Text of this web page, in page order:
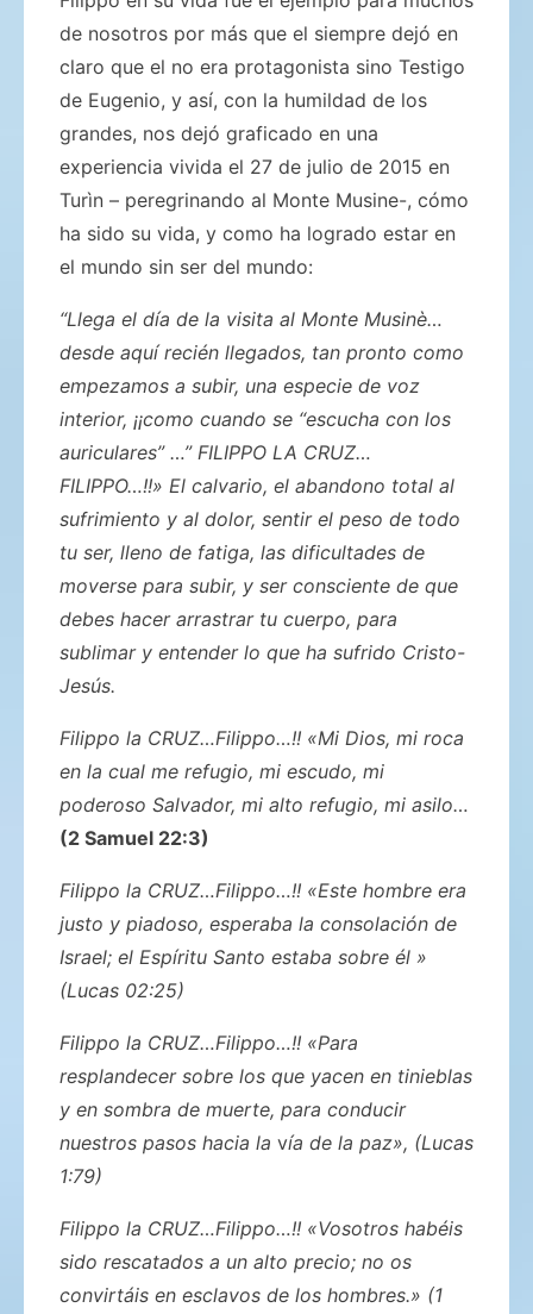
de nosotros por más que el siempre dejó en
claro que el no era protagonista sino Testigo
de Eugenio, y así, con la humildad de los
grandes, nos dejó graficado en una
experiencia vivida el 27 de julio de 2015 en
Turìn – peregrinando al Monte Musine-, cómo
ha sido su vida, y como ha logrado estar en
el mundo sin ser del mundo:
“Llega el día de la visita al Monte Musinè…
desde aquí recién llegados, tan pronto como
empezamos a subir, una especie de voz
interior, ¡¡como cuando se “escucha con los
auriculares” …” FILIPPO LA CRUZ…
FILIPPO…!!» El calvario, el abandono total al
sufrimiento y al dolor, sentir el peso de todo
tu ser, lleno de fatiga, las dificultades de
moverse para subir, y ser consciente de que
debes hacer arrastrar tu cuerpo, para
sublimar y entender lo que ha sufrido Cristo-
Jesús.
Filippo la CRUZ…Filippo…!! «Mi Dios, mi roca
en la cual me refugio, mi escudo, mi
poderoso Salvador, mi alto refugio, mi asilo…
(2 Samuel 22:3)
Filippo la CRUZ…Filippo…!! «Este hombre era
justo y piadoso, esperaba la consolación de
Israel; el Espíritu Santo estaba sobre él »
(Lucas 02:25)
Filippo la CRUZ…Filippo…!! «Para
resplandecer sobre los que yacen en tinieblas
y en sombra de muerte, para conducir
nuestros pasos hacia la vía de la paz», (Lucas
1:79)
Filippo la CRUZ…Filippo…!! «Vosotros habéis
sido rescatados a un alto precio; no os
convirtáis en esclavos de los hombres.» (1